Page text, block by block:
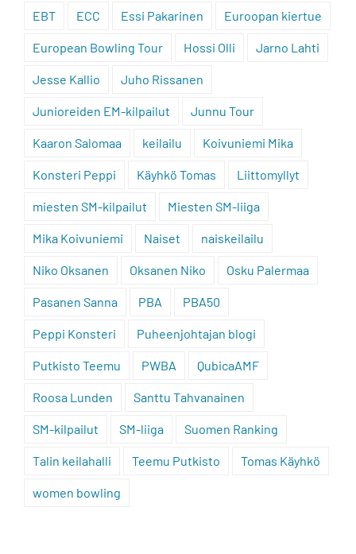
EBT ECC Essi Pakarinen Euroopan kiertue
European Bowling Tour Hossi Olli Jarno Lahti
Jesse Kallio Juho Rissanen
Junioreiden EM-kilpailut Junnu Tour
Kaaron Salomaa keilailu Koivuniemi Mika
Konsteri Peppi Käyhkö Tomas Liittomyllyt
miesten SM-kilpailut Miesten SM-liiga
Mika Koivuniemi Naiset naiskeilailu
Niko Oksanen Oksanen Niko Osku Palermaa
Pasanen Sanna PBA PBA50
Peppi Konsteri Puheenjohtajan blogi
Putkisto Teemu PWBA QubicaAMF
Roosa Lunden Santtu Tahvanainen
SM-kilpailut SM-liiga Suomen Ranking
Talin keilahalli Teemu Putkisto Tomas Käyhkö
women bowling